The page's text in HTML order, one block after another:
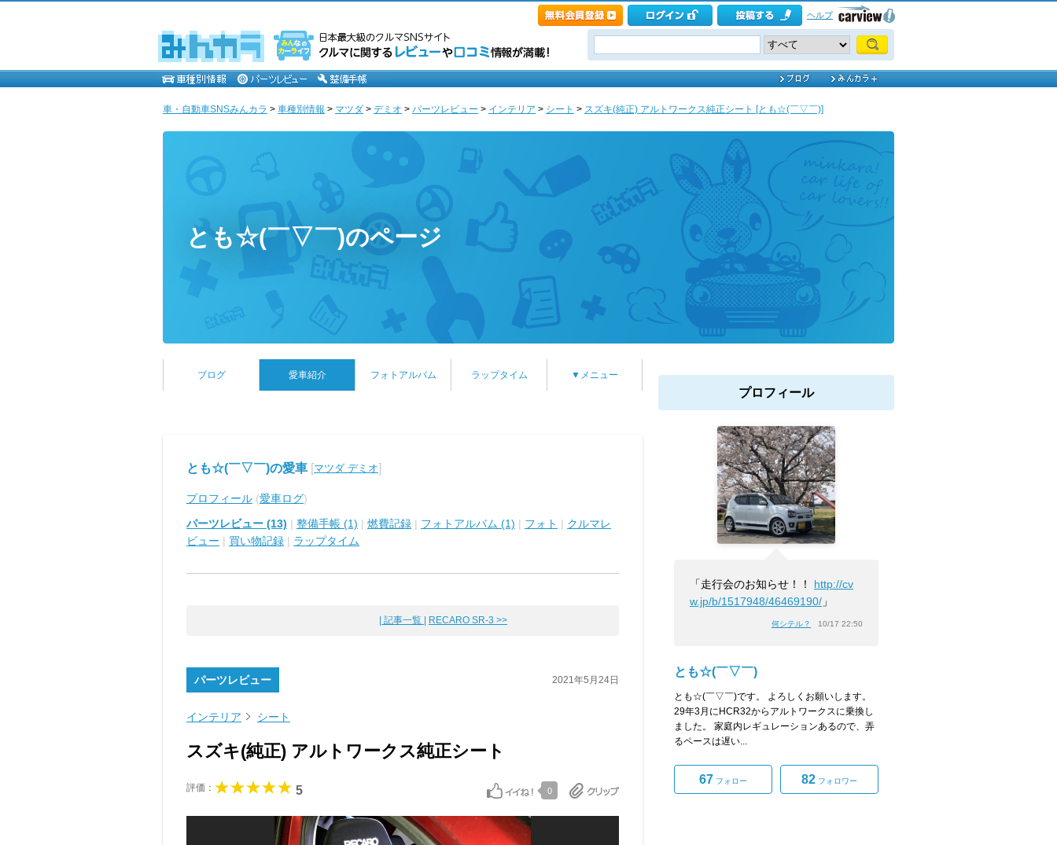
ヘルプ
車・自動車SNSみんカラ > 車種別情報 > マツダ > デミオ > パーツレビュー > インテリア > シート > スズキ(純正) アルトワークス純正シート [とも☆(￣▽￣)]
とも☆(￣▽￣)のページ
ブログ 愛車紹介 フォトアルバム ラップタイム ▼メニュー
とも☆(￣▽￣)の愛車 [マツダ デミオ]
プロフィール (愛車ログ)
パーツレビュー (13) | 整備手帳 (1) | 燃費記録 | フォトアルバム (1) | フォト | クルマレ
ビュー | 買い物記録 | ラップタイム
| 記事一覧 | RECARO SR-3 >>
パーツレビュー 2021年5月24日
インテリア シート
スズキ(純正) アルトワークス純正シート
評価： 5 0
プロフィール
「走行会のお知らせ！！ http://cv
w.jp/b/1517948/46469190/ 」
何シテル？ 10/17 22:50
とも☆(￣▽￣)
とも☆(￣▽￣)です。 よろしくお願いします。
29年3月にHCR32からアルトワークスに乗換し
ました。 家庭内レギュレーションあるので、弄
るペースは遅い...
67 フォロー 82 フォロワー